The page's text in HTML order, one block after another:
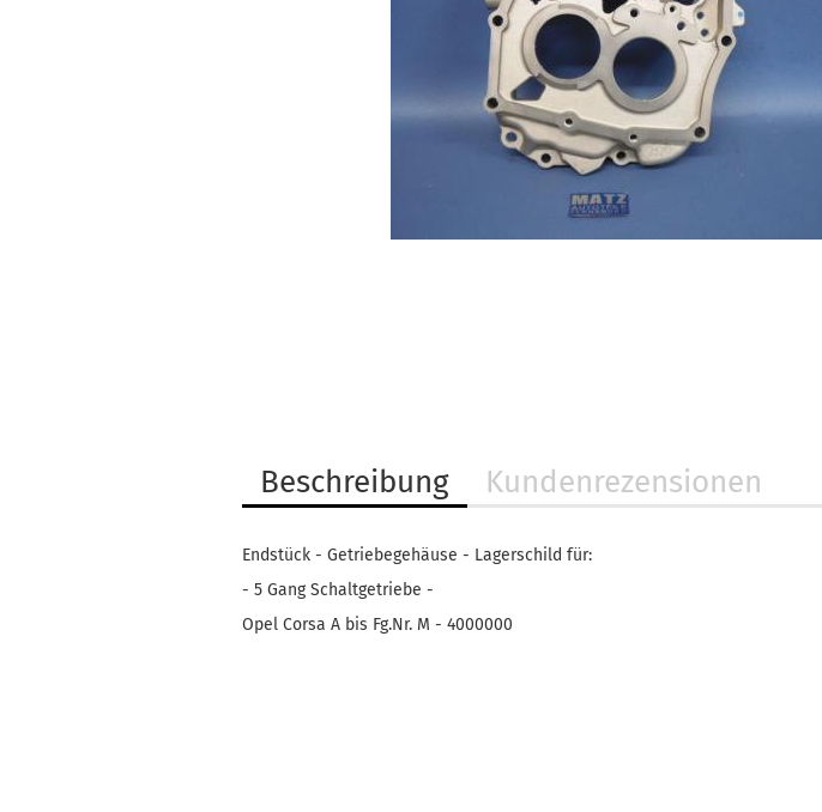
Beschreibung Kundenrezensionen
Endstück - Getriebegehäuse - Lagerschild für:
- 5 Gang Schaltgetriebe -
Opel Corsa A bis Fg.Nr. M - 4000000